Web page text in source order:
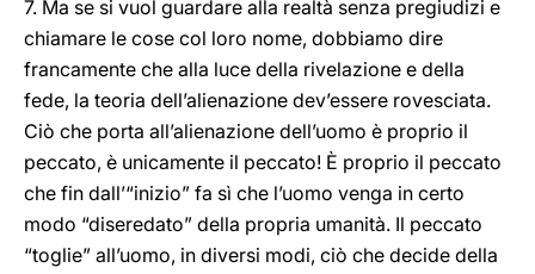
7. Ma se si vuol guardare alla realtà senza pregiudizi e
chiamare le cose col loro nome, dobbiamo dire
francamente che alla luce della rivelazione e della
fede, la teoria dell’alienazione dev’essere rovesciata.
Ciò che porta all’alienazione dell’uomo è proprio il
peccato, è unicamente il peccato! È proprio il peccato
che fin dall’“inizio” fa sì che l’uomo venga in certo
modo “diseredato” della propria umanità. Il peccato
“toglie” all’uomo, in diversi modi, ciò che decide della